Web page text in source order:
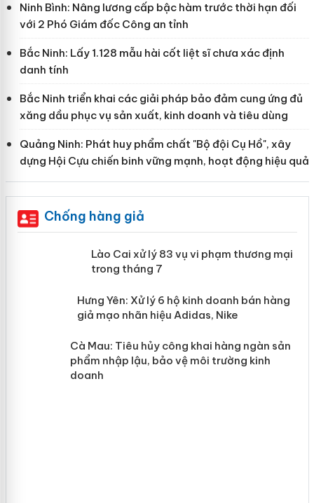
Ninh Bình: Nâng lương cấp bậc hàm trước thời hạn đối
với 2 Phó Giám đốc Công an tỉnh
Bắc Ninh: Lấy 1.128 mẫu hài cốt liệt sĩ chưa xác định
danh tính
Bắc Ninh triển khai các giải pháp bảo đảm cung ứng đủ
xăng dầu phục vụ sản xuất, kinh doanh và tiêu dùng
Quảng Ninh: Phát huy phẩm chất "Bộ đội Cụ Hồ", xây
dựng Hội Cựu chiến binh vững mạnh, hoạt động hiệu quả
Chống hàng giả
Lào Cai xử lý 83 vụ vi phạm thương
mại trong tháng 7
Hưng Yên: Xử lý 6 hộ kinh doanh bán
hàng giả mạo nhãn hiệu Adidas, Nike